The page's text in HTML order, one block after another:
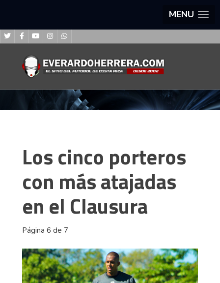
MENU
Los cinco porteros
con más atajadas
en el Clausura
Página 6 de 7